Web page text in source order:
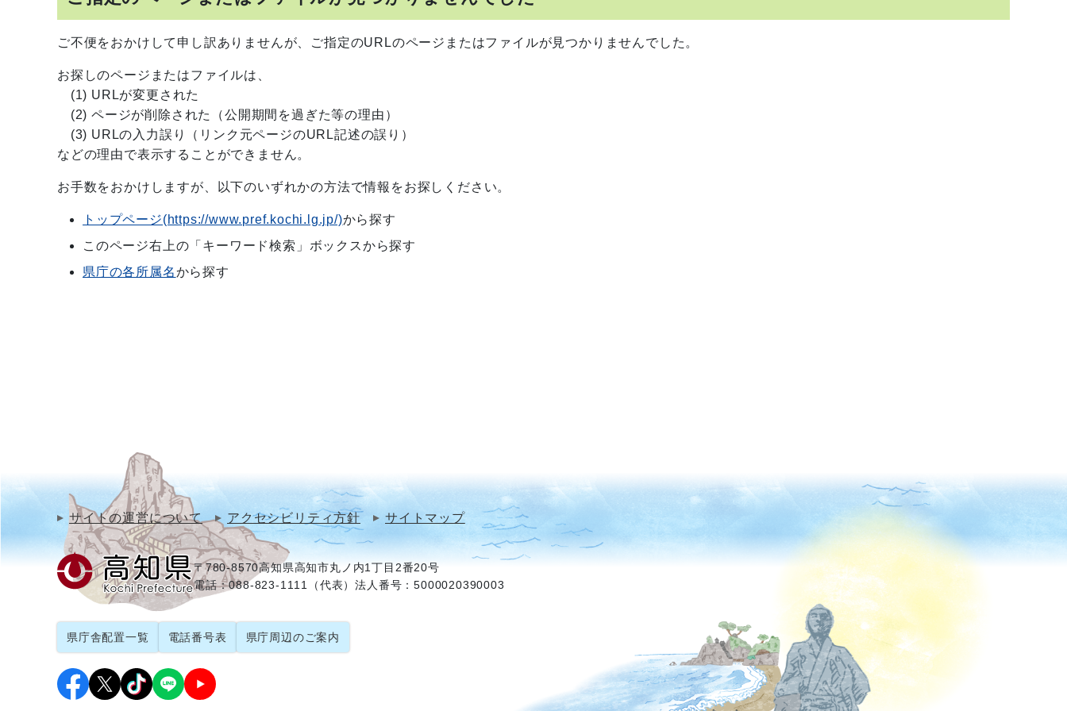
ご不便をおかけして申し訳ありませんが、ご指定のURLのページまたはファイルが見つかりませんでした。
お探しのページまたはファイルは、
(1) URLが変更された
(2) ページが削除された（公開期間を過ぎた等の理由）
(3) URLの入力誤り（リンク元ページのURL記述の誤り）
などの理由で表示することができません。
お手数をおかけしますが、以下のいずれかの方法で情報をお探しください。
トップページ(https://www.pref.kochi.lg.jp/)から探す
このページ右上の「キーワード検索」ボックスから探す
県庁の各所属名から探す
サイトの運営について アクセシビリティ方針 サイトマップ
〒780-8570高知県高知市丸ノ内1丁目2番20号
電話：088-823-1111（代表）法人番号：5000020390003
県庁舎配置一覧 電話番号表 県庁周辺のご案内